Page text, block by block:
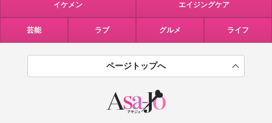
イケメン エイジングケア
芸能 ラブ グルメ ライフ
ページトップへ